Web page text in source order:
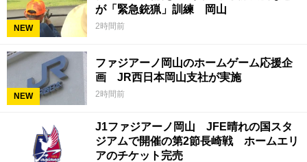
NEW
が「緊急銃猟」訓練 岡山
2時間前
NEW
ファジアーノ岡山のホームゲーム応援企
画 JR西日本岡山支社が実施
2時間前
J1ファジアーノ岡山 JFE晴れの国スタ
ジアムで開催の第2節長崎戦 ホームエリ
アのチケット完売